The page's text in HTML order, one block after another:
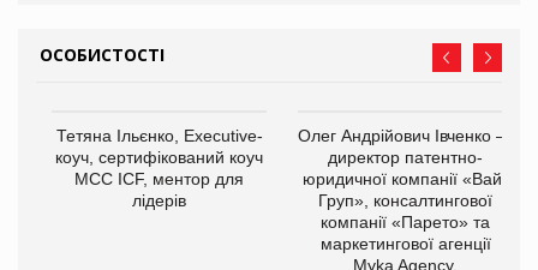
ОСОБИСТОСТІ
Тетяна Ільєнко, Executive-
коуч, сертифікований коуч
МСС ICF, ментор для
лідерів
Олег Андрійович Івченко —
директор патентно-
юридичної компанії «Вайз
Груп», консалтингової
компанії «Парето» та
маркетингової агенції
Myka Agency.